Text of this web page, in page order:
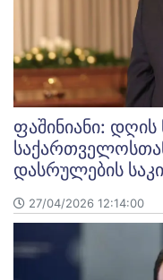
ფაშინიანი: დღის
დასრულების
27/04/2026 12:14:00